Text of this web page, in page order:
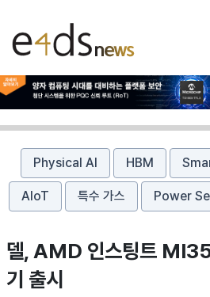
Physical AI HBM
AIoT 특수 가스 Power
델, AMD 인스팅트
기 출시